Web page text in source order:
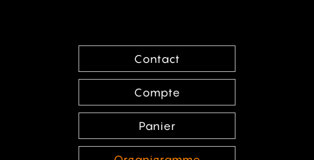
Contact
Compte
Panier